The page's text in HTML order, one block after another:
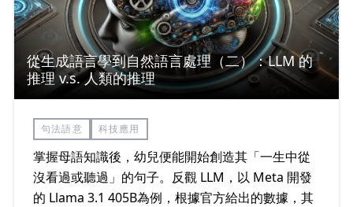
從生成語言學到自然語言處理（二）：LLM 的
推理 v.s. 人類的推理
句法語意 科技應用
掌握母語知識後，幼兒便能開始創造其「一生中從
沒看過或聽過」的句子。反觀 LLM，以 Meta 開發
的 Llama 3.1 405B為例，根據官方給出的數據，其